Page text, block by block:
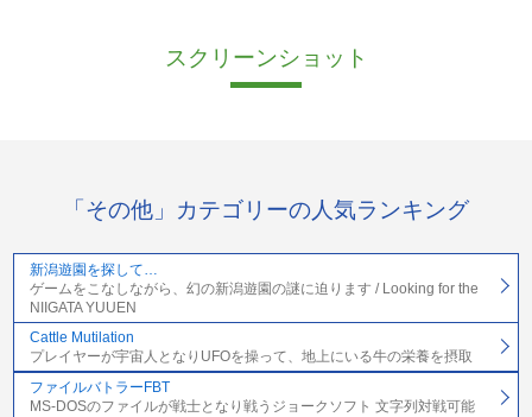
スクリーンショット
「その他」カテゴリーの人気ランキング
新潟遊園を探して…
ゲームをこなしながら、幻の新潟遊園の謎に迫ります / Looking for the
NIIGATA YUUEN
Cattle Mutilation
プレイヤーが宇宙人となりUFOを操って、地上にいる牛の栄養を摂取
ファイルバトラーFBT
MS-DOSのファイルが戦士となり戦うジョークソフト 文字列対戦可能